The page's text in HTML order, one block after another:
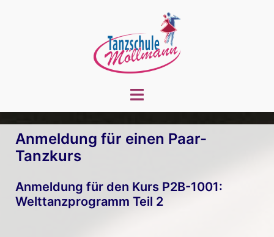
Menü
Anmeldung für einen Paar-
Tanzkurs
Anmeldung für den Kurs P2B-1001:
Welttanzprogramm Teil 2